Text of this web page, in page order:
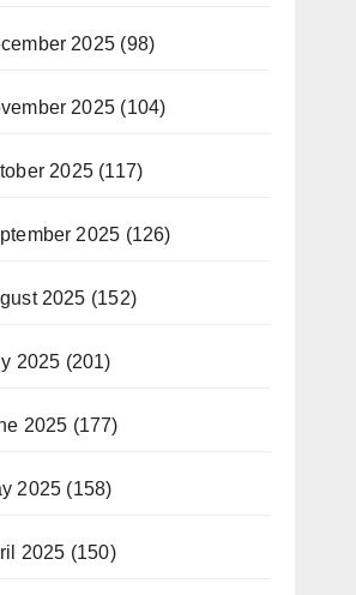
2025 (98)
2025 (104)
2025(117)
2025 (126)
2025 (152)
2025 (201)
2025 (177)
2025 (158)
2025 (150)